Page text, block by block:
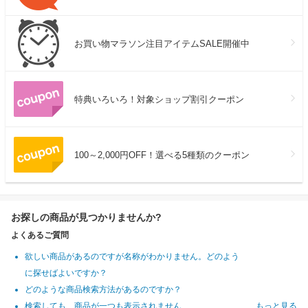
お買い物マラソン注目アイテムSALE開催中
特典いろいろ！対象ショップ割引クーポン
100～2,000円OFF！選べる5種類のクーポン
お探しの商品が見つかりませんか?
よくあるご質問
欲しい商品があるのですが名称がわかりません。どのよう
に探せばよいですか？
どのような商品検索方法があるのですか？
検索しても、商品が一つも表示されません
もっと見る